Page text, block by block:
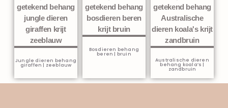
Jungle dieren behang
giraffen | zeeblauw
Bosdieren behang
beren | bruin
Australische dieren
behang koala’s |
zandbruin